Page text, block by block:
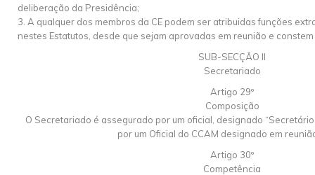
deliberação da Presidência;
3. A qualquer dos membros da CE podem ser atribuidas funções
nestes Estatutos, desde que sejam aprovadas em reunião e
SUB-SECÇÃO II
Secretariado
Artigo 29º
Composição
O Secretariado é assegurado por um oficial, designado
por um Oficial do CCAM designado em
Artigo 30º
Competência